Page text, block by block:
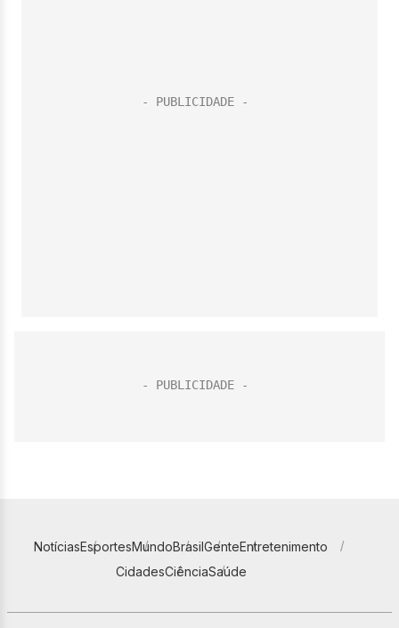
NotíciasEsportesMundoBrasilGenteEntretenimento
CidadesCiênciaSaúde